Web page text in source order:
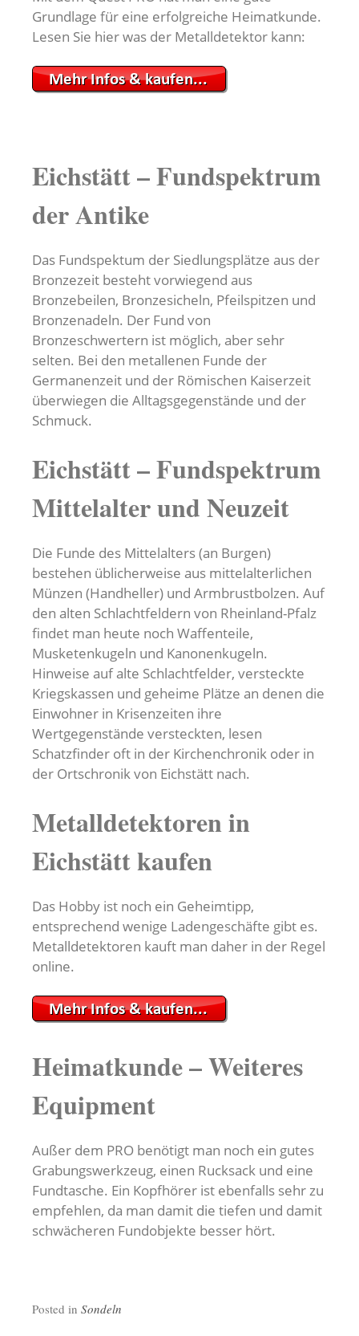
Grundlage für eine erfolgreiche Heimatkunde.
Lesen Sie hier was der Metalldetektor kann:
Eichstätt – Fundspektrum
der Antike
Das Fundspektum der Siedlungsplätze aus der
Bronzezeit besteht vorwiegend aus
Bronzebeilen, Bronzesicheln, Pfeilspitzen und
Bronzenadeln. Der Fund von
Bronzeschwertern ist möglich, aber sehr
selten. Bei den metallenen Funde der
Germanenzeit und der Römischen Kaiserzeit
überwiegen die Alltagsgegenstände und der
Schmuck.
Eichstätt – Fundspektrum
Mittelalter und Neuzeit
Die Funde des Mittelalters (an Burgen)
bestehen üblicherweise aus mittelalterlichen
Münzen (Handheller) und Armbrustbolzen. Auf
den alten Schlachtfeldern von Rheinland-Pfalz
findet man heute noch Waffenteile,
Musketenkugeln und Kanonenkugeln.
Hinweise auf alte Schlachtfelder, versteckte
Kriegskassen und geheime Plätze an denen die
Einwohner in Krisenzeiten ihre
Wertgegenstände versteckten, lesen
Schatzfinder oft in der Kirchenchronik oder in
der Ortschronik von Eichstätt nach.
Metalldetektoren in
Eichstätt kaufen
Das Hobby ist noch ein Geheimtipp,
entsprechend wenige Ladengeschäfte gibt es.
Metalldetektoren kauft man daher in der Regel
online.
Heimatkunde – Weiteres
Equipment
Außer dem PRO benötigt man noch ein gutes
Grabungswerkzeug, einen Rucksack und eine
Fundtasche. Ein Kopfhörer ist ebenfalls sehr zu
empfehlen, da man damit die tiefen und damit
schwächeren Fundobjekte besser hört.
Posted in Sondeln